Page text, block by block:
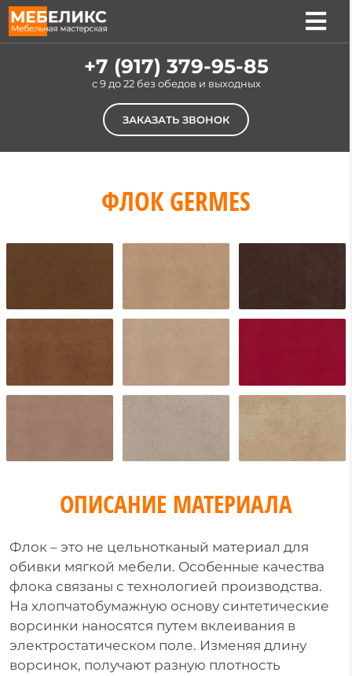
Skip
to
content
Услуги
Материалы
О компании
Контакты
+7 (917) 379-95-85
c 9 до 22 без обедов и выходных
ЗАКАЗАТЬ ЗВОНОК
ФЛОК GERMES
ОПИСАНИЕ МАТЕРИАЛА
Флок – это не цельнотканый материал для
обивки мягкой мебели. Особенные качества
флока связаны с технологией производства.
На хлопчатобумажную основу синтетические
ворсинки наносятся путем вклеивания в
электростатическом поле. Изменяя длину
ворсинок, получают разную плотность